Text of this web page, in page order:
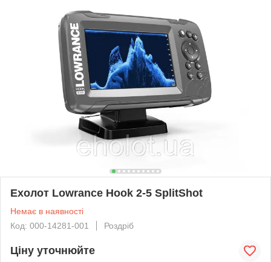
Ехолот Lowrance Hook 2-5 SplitShot
Немає в наявності
Код: 000-14281-001
Роздріб
Ціну уточнюйте